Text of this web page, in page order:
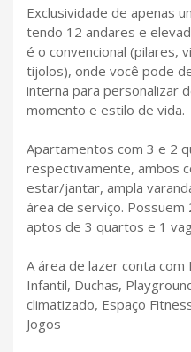
Exclusividade de apenas
tendo 12 andares e
é o convencional (pilares,
tijolos), onde você pode
interna para personalizar
momento e estilo de vida.
Apartamentos com 3 e 2
respectivamente, ambos
estar/jantar, ampla
área de serviço.
aptos de 3 quartos e 1
A área de lazer conta com
Infantil, Duchas,
climatizado, Espaço
Jogos